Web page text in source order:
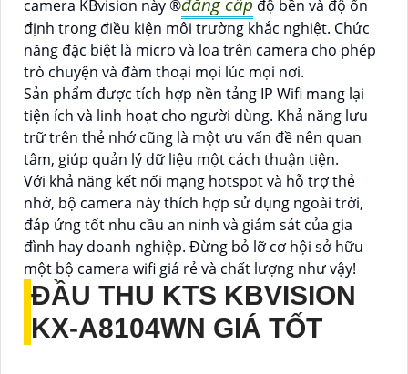
camera KBvision này ®️
độ bền và độ ổn
định trong điều kiện môi trường khắc nghiệt. Chức
năng đặc biệt là micro và loa trên camera cho phép
trò chuyện và đàm thoại mọi lúc mọi nơi.
Sản phẩm được tích hợp nền tảng IP Wifi mang lại
tiện ích và linh hoạt cho người dùng. Khả năng lưu
trữ trên thẻ nhớ cũng là một ưu vấn đề nên quan
tâm, giúp quản lý dữ liệu một cách thuận tiện.
Với khả năng kết nối mạng hotspot và hỗ trợ thẻ
nhớ, bộ camera này thích hợp sử dụng ngoài trời,
đáp ứng tốt nhu cầu an ninh và giám sát của gia
đình hay doanh nghiệp. Đừng bỏ lỡ cơ hội sở hữu
một bộ camera wifi giá rẻ và chất lượng như vậy!
ĐẦU THU KTS KBVISION
KX-A8104WN GIÁ TỐT